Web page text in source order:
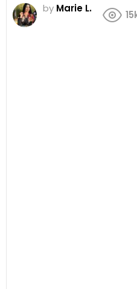
by Marie L.